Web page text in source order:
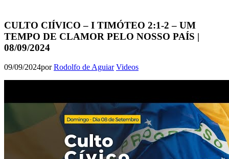
CULTO CIÍVICO – I TIMÓTEO 2:1-2 – UM
TEMPO DE CLAMOR PELO NOSSO PAÍS |
08/09/2024
09/09/2024porRodolfo de Aguiar Videos